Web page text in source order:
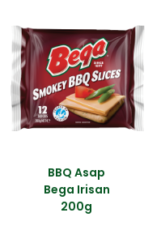
BBQ Asap
Bega Irisan
200g